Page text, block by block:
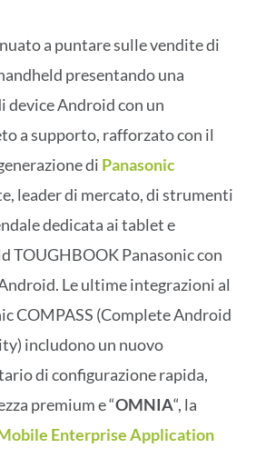
a puntare sulle vendite di
presentando una
device Android con un
a supporto, rafforzato con il
di Panasonic
leader di mercato, di strumenti
dedicata ai tablet e
TOUGHBOOK Panasonic con
Le ultime integrazioni al
COMPASS (Complete Android
includono un nuovo
di configurazione rapida,
premium e “OMNIA“, la
Enterprise Application